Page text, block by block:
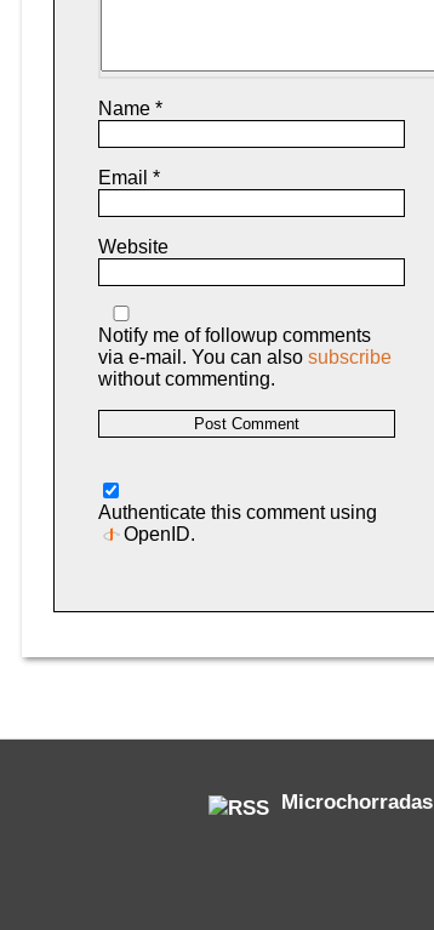
Name *
Email *
Website
Notify me of followup comments
via e-mail. You can also subscribe
without commenting.
Authenticate this comment using
OpenID.
Microchorradas